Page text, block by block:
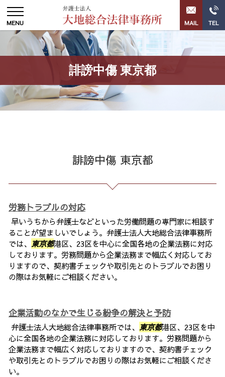
誹謗中傷 東京都
誹謗中傷 東京都
労務トラブルの対応
早いうちから弁護士などといった労働問題の専門家に相談す
ることが望ましいでしょう。弁護士法人大地総合法律事務所
では、 東京都港区、23区を中心に全国各地の企業法務に対応
しております。労務問題から企業法務まで幅広く対応してお
りますので、契約書チェックや取引先とのトラブルでお困り
の際はお気軽にご相談ください。
企業活動のなかで生じる紛争の解決と予防
弁護士法人大地総合法律事務所では、 東京都港区、23区を中
心に全国各地の企業法務に対応しております。労務問題から
企業法務まで幅広く対応しておりますので、契約書チェック
や取引先とのトラブルでお困りの際はお気軽にご相談くださ
い。